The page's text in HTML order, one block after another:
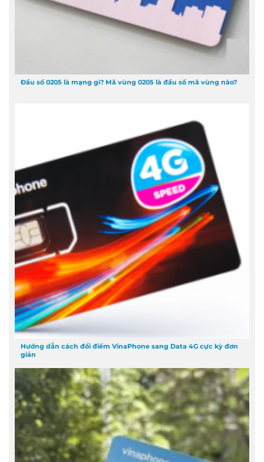
Đầu số 0205 là mạng gì? Mã vùng 0205 là đầu số mã vùng nào?
Hướng dẫn cách đổi điểm VinaPhone sang Data 4G cực kỳ đơn
giản